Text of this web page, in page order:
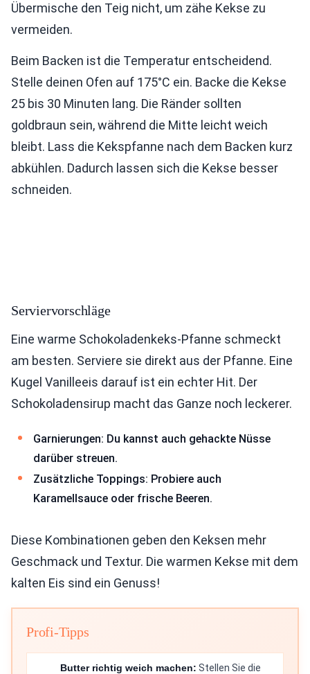
Übermische den Teig nicht, um zähe Kekse zu
vermeiden.
Beim Backen ist die Temperatur entscheidend.
Stelle deinen Ofen auf 175°C ein. Backe die Kekse
25 bis 30 Minuten lang. Die Ränder sollten
goldbraun sein, während die Mitte leicht weich
bleibt. Lass die Kekspfanne nach dem Backen kurz
abkühlen. Dadurch lassen sich die Kekse besser
schneiden.
Serviervorschläge
Eine warme Schokoladenkeks-Pfanne schmeckt
am besten. Serviere sie direkt aus der Pfanne. Eine
Kugel Vanilleeis darauf ist ein echter Hit. Der
Schokoladensirup macht das Ganze noch leckerer.
Garnierungen: Du kannst auch gehackte Nüsse
darüber streuen.
Zusätzliche Toppings: Probiere auch
Karamellsauce oder frische Beeren.
Diese Kombinationen geben den Keksen mehr
Geschmack und Textur. Die warmen Kekse mit dem
kalten Eis sind ein Genuss!
Profi-Tipps
Butter richtig weich machen: Stellen Sie die